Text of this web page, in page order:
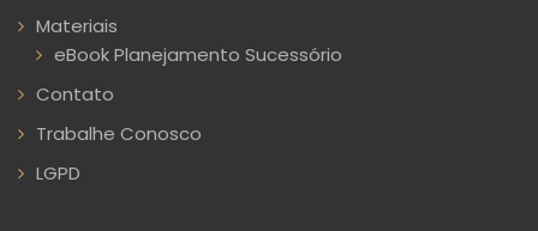
Materiais
eBook Planejamento Sucessório
Contato
Trabalhe Conosco
LGPD